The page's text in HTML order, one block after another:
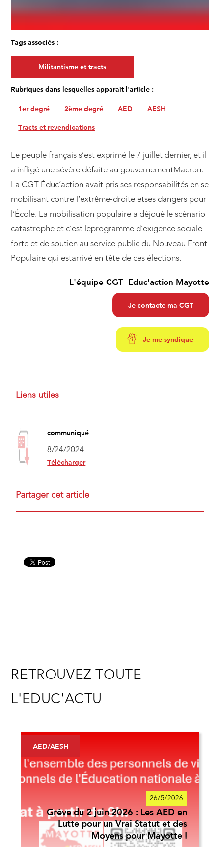
Tags associés :
Militantisme et tracts
Rubriques dans lesquelles apparait l'article :
1er degré 2ème degré AED AESH
Tracts et revendications
Le peuple français s’est exprimé le 7 juillet dernier, et il
a infligé une sévère défaite au gouvernementMacron.
La CGT Éduc’action avait pris ses responsabilités en se
mobilisant contre l’extrême-droite etses dangers pour
l’École. La mobilisation populaire a déjoué le scénario
catastrophe et c’est leprogramme d’exigence sociale
forte et de soutien au service public du Nouveau Front
Populaire qui estarrivé en tête de ces élections.
L'équipe CGT Educ'action Mayotte
Je contacte ma CGT
Je me syndique
Liens utiles
communiqué
8/24/2024
Télécharger
Partager cet article
RETROUVEZ TOUTE
L'EDUC'ACTU
AED/AESH
26/5/2026
Grève du 2 juin 2026 : Les AED en
Lutte pour un Vrai Statut et des
Moyens pour Mayotte !